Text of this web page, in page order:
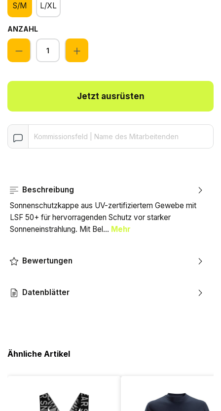
S/M L/XL
ANZAHL
Anzahl
Jetzt ausrüsten
Beschreibung
Sonnenschutzkappe aus UV-zertifiziertem Gewebe mit
LSF 50+ für hervorragenden Schutz vor starker
Sonneneinstrahlung. Mit Bel… Mehr
Bewertungen
Datenblätter
Ähnliche Artikel